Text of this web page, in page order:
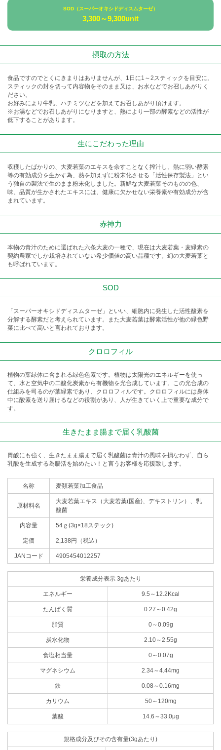
SOD（スーパーオキシドディスムターゼ）
3,300～9,300unit
摂取の方法
食品ですのでとくにきまりはありませんが、1日に1～2スティックを目安に。
スティックの封を切って内容物をそのまま又は、お水などでお召しあがりく
ださい。
お好みにより牛乳、ハチミツなどを加えてお召しあがり頂けます。
※お湯などでお召しあがりになりますと、熱により一部の酵素などの活性が
低下することがあります。
生にこだわった理由
収穫したばかりの、大麦若葉のエキスを余すことなく搾汁し、熱に弱い酵素
等の有効成分を生かす為、熱を加えずに粉末化させる「活性保存製法」とい
う独自の製法で生のまま粉末化しました。新鮮な大麦若葉そのものの色、
味、品質が生かされたエキスには、健康に欠かせない栄養素や有効成分が含
まれています。
赤神力
本物の青汁のために選ばれた六条大麦の一種で、現在は大麦若葉・麦緑素の
契約農家でしか栽培されていない希少価値の高い品種です。幻の大麦若葉と
も呼ばれています。
SOD
「スーパーオキシドディスムターゼ」といい、細胞内に発生した活性酸素を
分解する酵素だと考えられています。また大麦若葉は酵素活性が他の緑色野
菜に比べて高いと言われております。
クロロフィル
植物の葉緑体に含まれる緑色色素です。植物は太陽光のエネルギーを使っ
て、水と空気中の二酸化炭素から有機物を光合成しています。この光合成の
仕組みを司るのが葉緑素であり、クロロフィルです。クロロフィルには身体
中に酸素を送り届けるなどの役割があり、人が生きていく上で重要な成分で
す。
生きたまま腸まで届く乳酸菌
胃酸にも強く、生きたまま腸まで届く乳酸菌は青汁の風味を損なわず、自ら
乳酸を生成する為腸活を始めたい！と言うお客様を応援致します。
名称 麦類若葉加工食品
原材料名
大麦若葉エキス（大麦若葉(国産)、デキストリン）、乳
酸菌
内容量 54ｇ(3g×18ステック)
定価 2,138円（税込）
JANコード 4905454012257
栄養成分表示 3gあたり
エネルギー 9.5～12.2Kcal
たんぱく質 0.27～0.42g
脂質 0～0.09g
炭水化物 2.10～2.55g
食塩相当量 0～0.07g
マグネシウム 2.34～4.44mg
鉄 0.08～0.16mg
カリウム 50～120mg
葉酸 14.6～33.0μg
規格成分及びその含有量(3gあたり)